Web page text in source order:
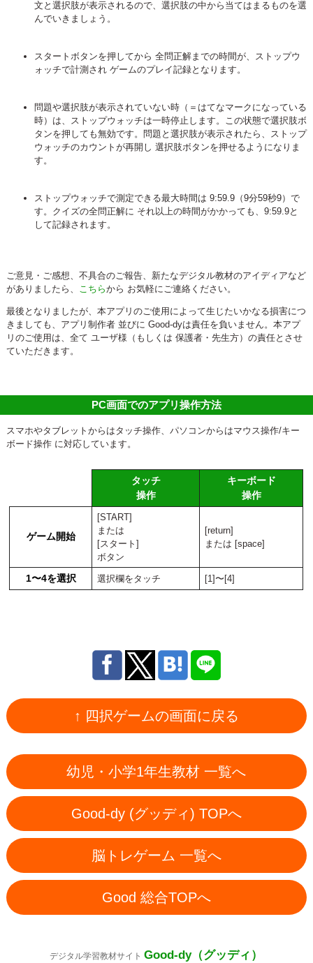
文と選択肢が表示されるので、選択肢の中から当てはまるものを選
んでいきましょう。
スタートボタンを押してから 全問正解までの時間が、ストップウ
ォッチで計測され ゲームのプレイ記録となります。
問題や選択肢が表示されていない時（＝はてなマークになっている
時）は、ストップウォッチは一時停止します。この状態で選択肢ボ
タンを押しても無効です。問題と選択肢が表示されたら、ストップ
ウォッチのカウントが再開し 選択肢ボタンを押せるようになりま
す。
ストップウォッチで測定できる最大時間は 9:59.9（9分59秒9）で
す。クイズの全問正解に それ以上の時間がかかっても、9:59.9と
して記録されます。
ご意見・ご感想、不具合のご報告、新たなデジタル教材のアイディアなど
がありましたら、
こちらから お気軽にご連絡ください。
最後となりましたが、本アプリのご使用によって生じたいかなる損害につ
きましても、アプリ制作者 並びに Good-dyは責任を負いません。本アプ
リのご使用は、全て ユーザ様（もしくは 保護者・先生方）の責任とさせ
ていただきます。
PC画面でのアプリ操作方法
スマホやタブレットからはタッチ操作、パソコンからはマウス操作/キー
ボード操作 に対応しています。
タッチ
操作
キーボード
操作
ゲーム開始
[START]
または
[スタート]
ボタン
[return]
または [space]
1〜4を選択 選択欄をタッチ [1]〜[4]
↑ 四択ゲームの画面に戻る
幼児・小学1年生教材 一覧へ
Good-dy (グッディ) TOPへ
脳トレゲーム 一覧へ
Good 総合TOPへ
デジタル学習教材サイトGood-dy（グッディ）